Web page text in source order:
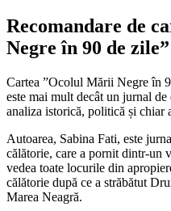
Recomandare de
Negre în 90 de
Cartea ”Ocolul Mării Negre în
este mai mult decât un jurnal
analiza istorică, politică și chiar
Autoarea, Sabina Fati, este
călătorie, care a pornit dintr-un
vedea toate locurile din
călătorie după ce a străbătut
Marea Neagră.